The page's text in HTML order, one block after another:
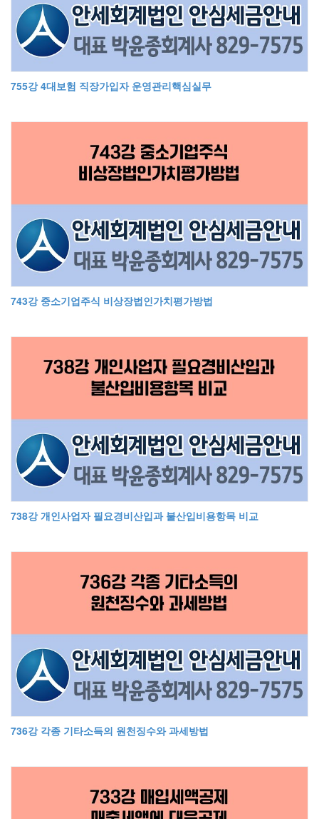
755강 4대보험 직장가입자 운영관리핵심실무
743강 중소기업주식 비상장법인가치평가방법
738강 개인사업자 필요경비산입과 불산입비용항목 비교
736강 각종 기타소득의 원천징수와 과세방법